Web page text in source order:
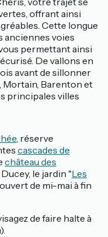
offrant ainsi
Cette longue
anciennes voies
permettant ainsi
De vallons en
avant de sillonner
Mortain, Barenton et
principales villes
, réserve
cascades de
château des
le jardin "Les
de mi-mai à fin
de faire halte à